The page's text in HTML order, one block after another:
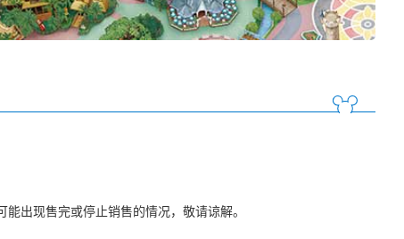
出现售完或停止销售的情况，敬请谅解。